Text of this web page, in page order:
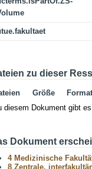
zu dieser
Größe
Format
diesem Dokument gibt
Dokument
4 Medizinische
8 Zentrale,